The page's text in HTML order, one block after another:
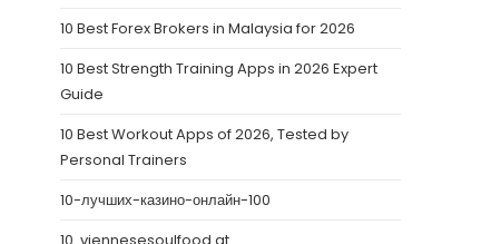
10 Best Forex Brokers in Malaysia for 2026
10 Best Strength Training Apps in 2026 Expert
Guide
10 Best Workout Apps of 2026, Tested by
Personal Trainers
10-лучших-казино-онлайн-100